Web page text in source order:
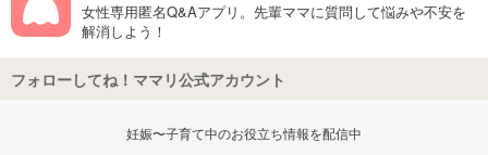
女性専用匿名Q&Aアプリ。先輩ママに質問して悩みや不安を
解消しよう！
フォローしてね！ママリ公式アカウント
妊娠〜子育て中のお役立ち情報を配信中